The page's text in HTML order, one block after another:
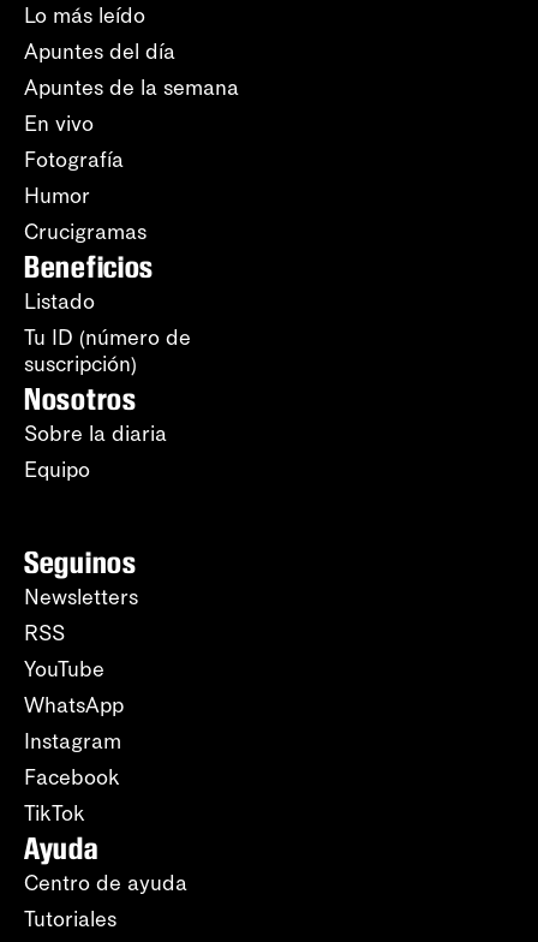
Lo más leído
Apuntes del día
Apuntes de la semana
En vivo
Fotografía
Humor
Crucigramas
Beneficios
Listado
Tu ID (número de
suscripción)
Nosotros
Sobre la diaria
Equipo
Seguinos
Newsletters
RSS
YouTube
WhatsApp
Instagram
Facebook
TikTok
Ayuda
Centro de ayuda
Tutoriales